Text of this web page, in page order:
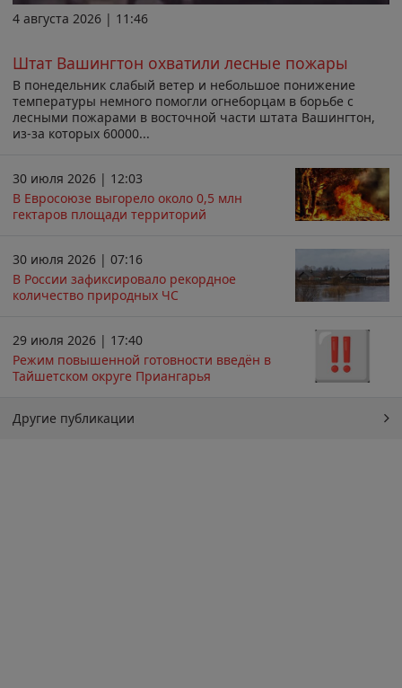
4 августа 2026 | 11:46
Штат Вашингтон охватили лесные пожары
В понедельник слабый ветер и небольшое понижение
температуры немного помогли огнеборцам в борьбе с
лесными пожарами в восточной части штата Вашингтон,
из-за которых 60000...
30 июля 2026 | 12:03
В Евросоюзе выгорело около 0,5 млн
гектаров площади территорий
30 июля 2026 | 07:16
В России зафиксировало рекордное
количество природных ЧС
29 июля 2026 | 17:40
Режим повышенной готовности введён в
Тайшетском округе Приангарья
Другие публикации